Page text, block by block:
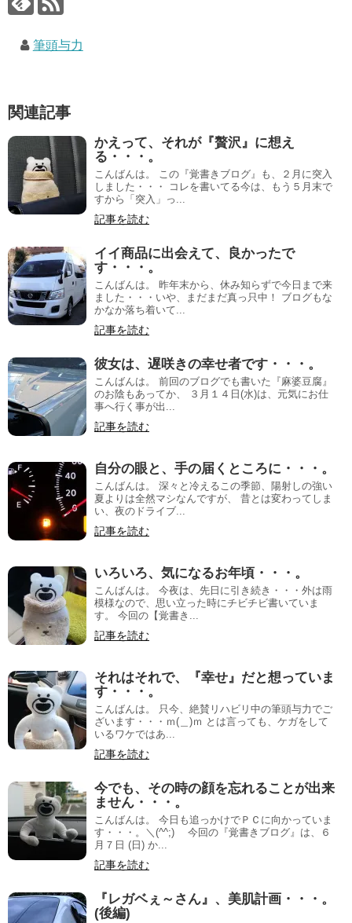
筆頭与力
関連記事
かえって、それが『贅沢』に想え
る・・・。
こんばんは。 この『覚書きブログ』も、２月に突入
しました・・・ コレを書いてる今は、もう５月末で
すから「突入」っ...
記事を読む
イイ商品に出会えて、良かったで
す・・・。
こんばんは。 昨年末から、休み知らずで今日まで来
ました・・・いや、まだまだ真っ只中！ ブログもな
かなか落ち着いて...
記事を読む
彼女は、遅咲きの幸せ者です・・・。
こんばんは。 前回のブログでも書いた『麻婆豆腐』
のお陰もあってか、 ３月１４日(水)は、元気にお仕
事へ行く事が出...
記事を読む
自分の眼と、手の届くところに・・・。
こんばんは。 深々と冷えるこの季節、陽射しの強い
夏よりは全然マシなんですが、 昔とは変わってしま
い、夜のドライブ...
記事を読む
いろいろ、気になるお年頃・・・。
こんばんは。 今夜は、先日に引き続き・・・外は雨
模様なので、思い立った時にチビチビ書いていま
す。 今回の【覚書き...
記事を読む
それはそれで、『幸せ』だと想っていま
す・・・。
こんばんは。 只今、絶賛リハビリ中の筆頭与力でご
ざいます・・・ｍ(＿)ｍ とは言っても、ケガをして
いるワケではあ...
記事を読む
今でも、その時の顔を忘れることが出来
ません・・・。
こんばんは。 今日も追っかけでＰＣに向かっていま
す・・・。＼(^^;)ゞ 今回の『覚書きブログ』は、６
月７日 (日) か...
記事を読む
『レガベぇ～さん』、美肌計画・・・。
(後編)